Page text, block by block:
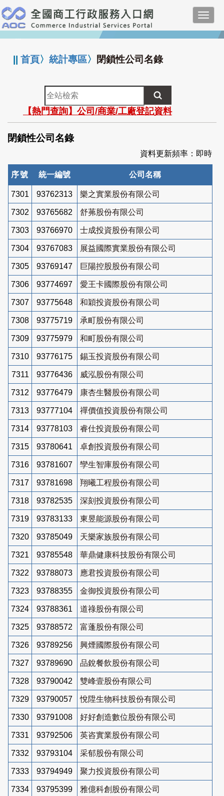
跳
到
主
要
:::
||首頁〉統計專區〉 閉鎖性公司名錄
全
站
檢
索
【熱門查詢】公司/商業/工廠登記資料
閉鎖性公司名錄
資料更新頻率：即時
序號 統一編號 公司名稱
7301 93762313 樂之實業股份有限公司
7302 93765682 舒茀股份有限公司
7303 93766970 士成投資股份有限公司
7304 93767083 展益國際實業股份有限公司
7305 93769147 巨陽控股股份有限公司
7306 93774697 愛王卡國際股份有限公司
7307 93775648 和穎投資股份有限公司
7308 93775719 承町股份有限公司
7309 93775979 和町股份有限公司
7310 93776175 錫玉投資股份有限公司
7311 93776436 威泓股份有限公司
7312 93776479 康杏生醫股份有限公司
7313 93777104 禪價值投資股份有限公司
7314 93778103 睿仕投資股份有限公司
7315 93780641 卓創投資股份有限公司
7316 93781607 孿生智庫股份有限公司
7317 93781698 翔曦工程股份有限公司
7318 93782535 深刻投資股份有限公司
7319 93783133 東昱能源股份有限公司
7320 93785049 天樂家族股份有限公司
7321 93785548 華鼎健康科技股份有限公司
7322 93788073 應君投資股份有限公司
7323 93788355 金御投資股份有限公司
7324 93788361 道祿股份有限公司
7325 93788572 富蓬股份有限公司
7326 93789256 興煙國際股份有限公司
7327 93789690 品銳餐飲股份有限公司
7328 93790042 雙峰壹股份有限公司
7329 93790057 悅陞生物科技股份有限公司
7330 93791008 好好創造數位股份有限公司
7331 93792506 英咨實業股份有限公司
7332 93793104 采郁股份有限公司
7333 93794949 聚力投資股份有限公司
7334 93795399 雅億科創股份有限公司